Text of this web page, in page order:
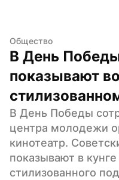
Общество
В День
показывают
В День Победы
центра молодежи
кинотеатр.
показывают в кунге
стилизованного